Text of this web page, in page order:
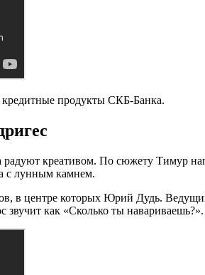
кредитные продукты СКБ-Банка.
креативом. По сюжету Тимур
с лунным камнем.
в центре которых Юрий Дудь.
как «Сколько ты